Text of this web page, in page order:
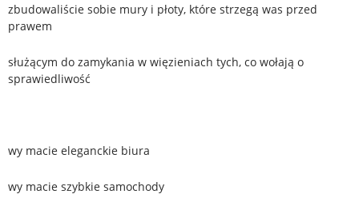
zbudowaliście sobie mury i płoty, które strzegą was przed
prawem
służącym do zamykania w więzieniach tych, co wołają o
sprawiedliwość
wy macie eleganckie biura
wy macie szybkie samochody